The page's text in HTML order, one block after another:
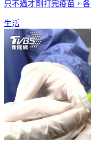
只不過才剛打完疫苗，
生活